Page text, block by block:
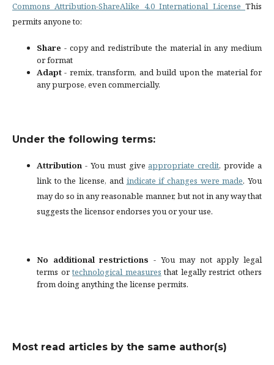
Commons Attribution-ShareAlike 4.0 International License This
permits anyone to:
Share - copy and redistribute the material in any medium
or format
Adapt - remix, transform, and build upon the material for
any purpose, even commercially.
Under the following terms:
Attribution - You must give appropriate credit, provide a
link to the license, and indicate if changes were made. You
may do so in any reasonable manner, but not in any way that
suggests the licensor endorses you or your use.
No additional restrictions - You may not apply legal
terms ortechnological measures that legally restrict others
from doing anything the license permits.
Most read articles by the same author(s)